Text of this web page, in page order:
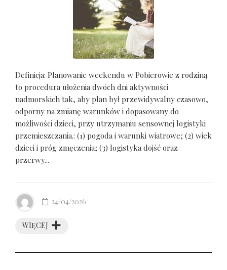
Definicja: Planowanie weekendu w Pobierowie z rodziną
to procedura ułożenia dwóch dni aktywności
nadmorskich tak, aby plan był przewidywalny czasowo,
odporny na zmianę warunków i dopasowany do
możliwości dzieci, przy utrzymaniu sensownej logistyki
przemieszczania.: (1) pogoda i warunki wiatrowe; (2) wiek
dzieci i próg zmęczenia; (3) logistyka dojść oraz
przerwy...
WIĘCEJ
24/04/2026